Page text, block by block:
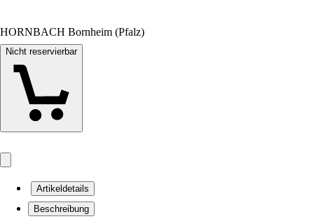
HORNBACH Bornheim (Pfalz)
Nicht reservierbar
Artikeldetails
Beschreibung